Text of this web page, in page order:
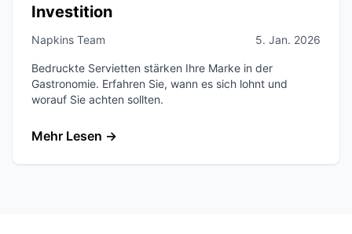
Investition
Napkins Team 5. Jan. 2026
Bedruckte Servietten stärken Ihre Marke in der
Gastronomie. Erfahren Sie, wann es sich lohnt und
worauf Sie achten sollten.
Mehr Lesen →